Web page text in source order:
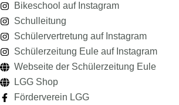
Bikeschool auf Instagram
Schulleitung
Schülervertretung auf Instagram
Schülerzeitung Eule auf Instagram
Webseite der Schülerzeitung Eule
LGG Shop
Förderverein LGG